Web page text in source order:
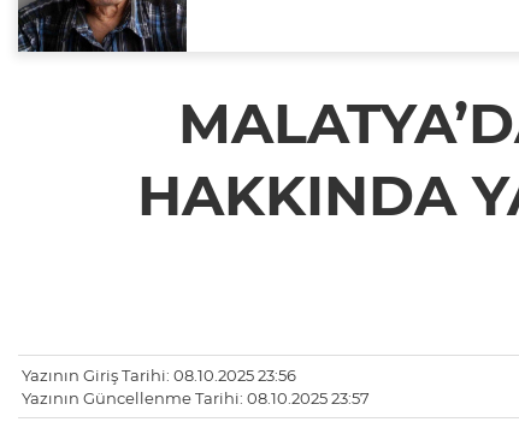
HAKKINDA
Yazının Giriş Tarihi: 08.10.2025 23:56
Yazının Güncellenme Tarihi: 08.10.2025 23:57